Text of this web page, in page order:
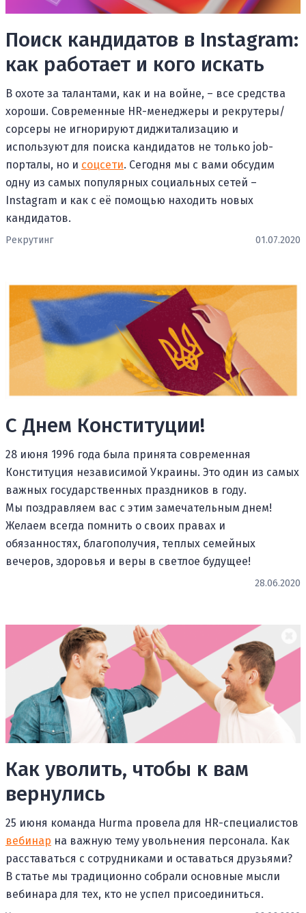
Поиск кандидатов в Instagram:
как работает и кого искать
В охоте за талантами, как и на войне, – все средства
хороши. Современные HR-менеджеры и рекрутеры/
сорсеры не игнорируют диджитализацию и
используют для поиска кандидатов не только job-
порталы, но и соцсети. Сегодня мы с вами обсудим
одну из самых популярных социальных сетей –
Instagram и как с её помощью находить новых
кандидатов.
Рекрутинг 01.07.2020
С Днем Конституции!
28 июня 1996 года была принята современная
Конституция независимой Украины. Это один из самых
важных государственных праздников в году.
Мы поздравляем вас с этим замечательным днем!
Желаем всегда помнить о своих правах и
обязанностях, благополучия, теплых семейных
вечеров, здоровья и веры в светлое будущее!
28.06.2020
Как уволить, чтобы к вам
вернулись
25 июня команда Hurma провела для HR-специалистов
вебинар на важную тему увольнения персонала. Как
расставаться с сотрудниками и оставаться друзьями?
В статье мы традиционно собрали основные мысли
вебинара для тех, кто не успел присоединиться.